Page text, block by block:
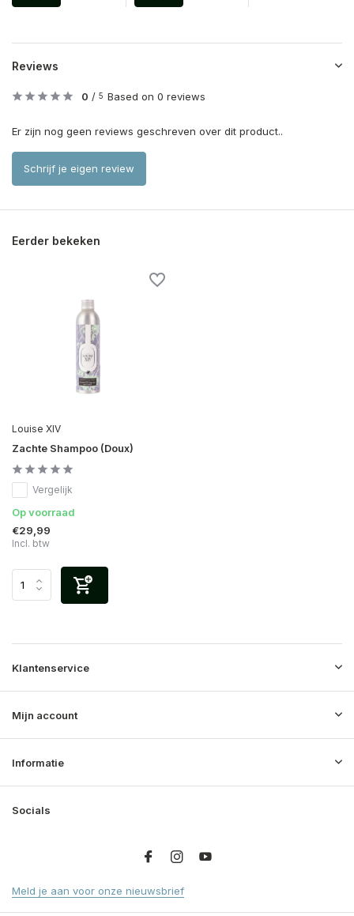
Reviews
0 / 5 Based on 0 reviews
Er zijn nog geen reviews geschreven over dit product..
Schrijf je eigen review
Eerder bekeken
Louise XIV
Zachte Shampoo (Doux)
Vergelijk
Op voorraad
€29,99
Incl. btw
Klantenservice
Mijn account
Informatie
Socials
Meld je aan voor onze nieuwsbrief